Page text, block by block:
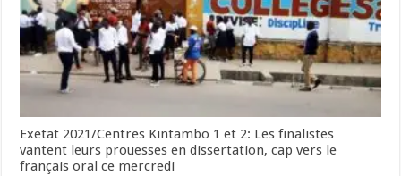
Exetat 2021/Centres Kintambo 1 et 2: Les finalistes
vantent leurs prouesses en dissertation, cap vers le
français oral ce mercredi